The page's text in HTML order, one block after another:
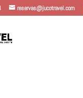
reservas@jucotravel.com